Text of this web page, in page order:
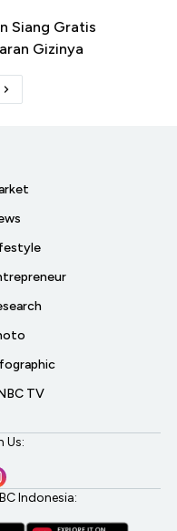
Siang Gratis
Gizinya
TV
Us:
Indonesia: